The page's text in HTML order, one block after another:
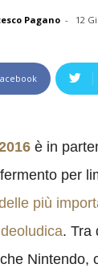
Pagano - 12
è in
per
più
. Tra
Nintendo,